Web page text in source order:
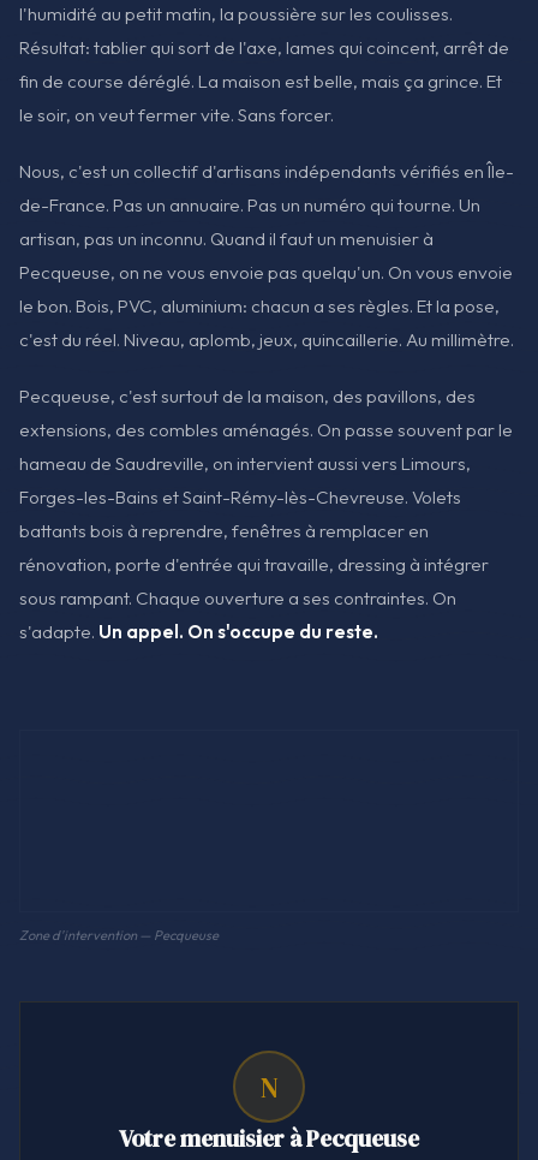
l'humidité au petit matin, la poussière sur les coulisses.
Résultat: tablier qui sort de l'axe, lames qui coincent, arrêt de
fin de course déréglé. La maison est belle, mais ça grince. Et
le soir, on veut fermer vite. Sans forcer.
Nous, c'est un collectif d'artisans indépendants vérifiés en Île-
de-France. Pas un annuaire. Pas un numéro qui tourne. Un
artisan, pas un inconnu. Quand il faut un menuisier à
Pecqueuse, on ne vous envoie pas quelqu'un. On vous envoie
le bon. Bois, PVC, aluminium: chacun a ses règles. Et la pose,
c'est du réel. Niveau, aplomb, jeux, quincaillerie. Au millimètre.
Pecqueuse, c'est surtout de la maison, des pavillons, des
extensions, des combles aménagés. On passe souvent par le
hameau de Saudreville, on intervient aussi vers Limours,
Forges-les-Bains et Saint-Rémy-lès-Chevreuse. Volets
battants bois à reprendre, fenêtres à remplacer en
rénovation, porte d'entrée qui travaille, dressing à intégrer
sous rampant. Chaque ouverture a ses contraintes. On
s'adapte. Un appel. On s'occupe du reste.
Zone d'intervention — Pecqueuse
N
Votre menuisier à Pecqueuse